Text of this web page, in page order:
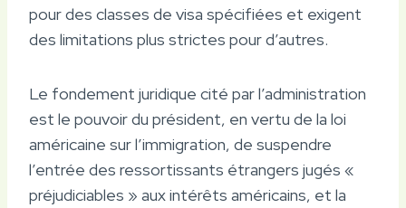
pour des classes de visa spécifiées et exigent
des limitations plus strictes pour d’autres.
Le fondement juridique cité par l’administration
est le pouvoir du président, en vertu de la loi
américaine sur l’immigration, de suspendre
l’entrée des ressortissants étrangers jugés «
préjudiciables » aux intérêts américains, et la